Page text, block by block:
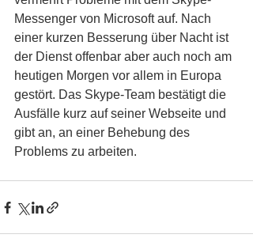
Messenger von Microsoft auf. Nach
einer kurzen Besserung über Nacht ist
der Dienst offenbar aber auch noch am
heutigen Morgen vor allem in Europa
gestört. Das Skype-Team bestätigt die
Ausfälle kurz auf seiner Webseite und
gibt an, an einer Behebung des
Problems zu arbeiten.